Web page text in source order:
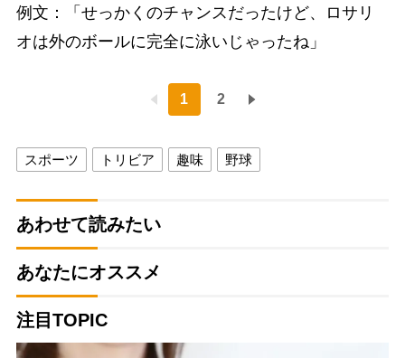
例文：「せっかくのチャンスだったけど、ロサリ
オは外のボールに完全に泳いじゃったね」
1 2
スポーツ トリビア 趣味 野球
あわせて読みたい
あなたにオススメ
注目TOPIC